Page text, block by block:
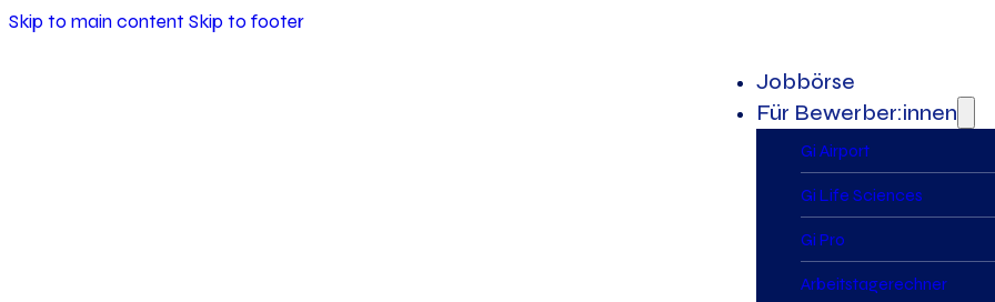
Skip to main content Skip to footer
Jobbörse
Für Bewerber:innen
Gi Airport
Gi Life Sciences
Gi Pro
Arbeitstagerechner